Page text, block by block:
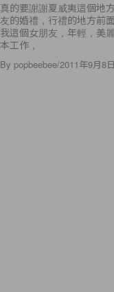
真的要謝謝夏威夷這個地
友的婚禮，行禮的地方前
我這個女朋友，年輕，美
本工作，
By popbeebee/2011年9月8日